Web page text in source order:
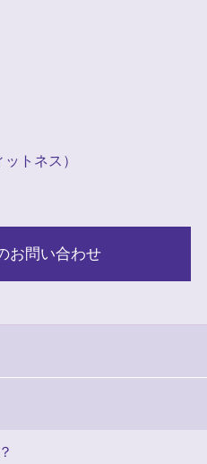
トネス）
お問い合わせ